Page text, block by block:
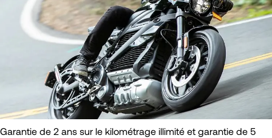
Garantie de 2 ans sur le kilométrage illimité et garantie de 5